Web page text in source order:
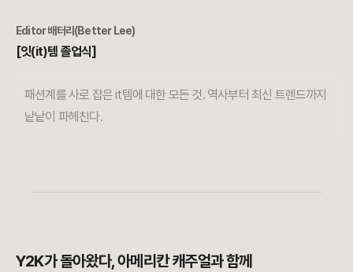
Editor배터리(Better Lee)
[잇(it)템 졸업식]
패션계를 사로 잡은 it템에 대한 모든 것. 역사부터 최신 트렌드까지
낱낱이 파헤친다.
Y2K가 돌아왔다, 아메리칸 캐주얼과 함께